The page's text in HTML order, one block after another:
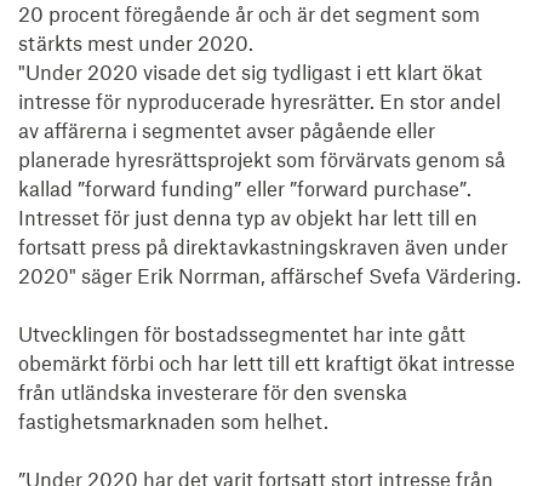
20 procent föregående år och är det segment som
stärkts mest under 2020.
"Under 2020 visade det sig tydligast i ett klart ökat
intresse för nyproducerade hyresrätter. En stor andel
av affärerna i segmentet avser pågående eller
planerade hyresrättsprojekt som förvärvats genom så
kallad ”forward funding” eller ”forward purchase”.
Intresset för just denna typ av objekt har lett till en
fortsatt press på direktavkastningskraven även under
2020" säger Erik Norrman, affärschef Svefa Värdering.
Utvecklingen för bostadssegmentet har inte gått
obemärkt förbi och har lett till ett kraftigt ökat intresse
från utländska investerare för den svenska
fastighetsmarknaden som helhet.
”Under 2020 har det varit fortsatt stort intresse från